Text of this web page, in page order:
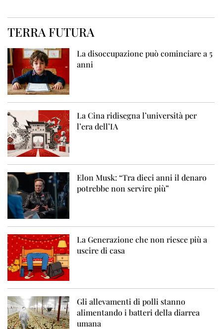
TERRA FUTURA
La disoccupazione può cominciare a 5
anni
La Cina ridisegna l’università per
l’era dell’IA
Elon Musk: “Tra dieci anni il denaro
potrebbe non servire più”
La Generazione che non riesce più a
uscire di casa
Gli allevamenti di polli stanno
alimentando i batteri della diarrea
umana